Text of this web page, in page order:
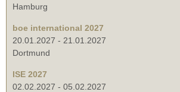
Hamburg
boe international 2027
20.01.2027 - 21.01.2027
Dortmund
ISE 2027
02.02.2027 - 05.02.2027